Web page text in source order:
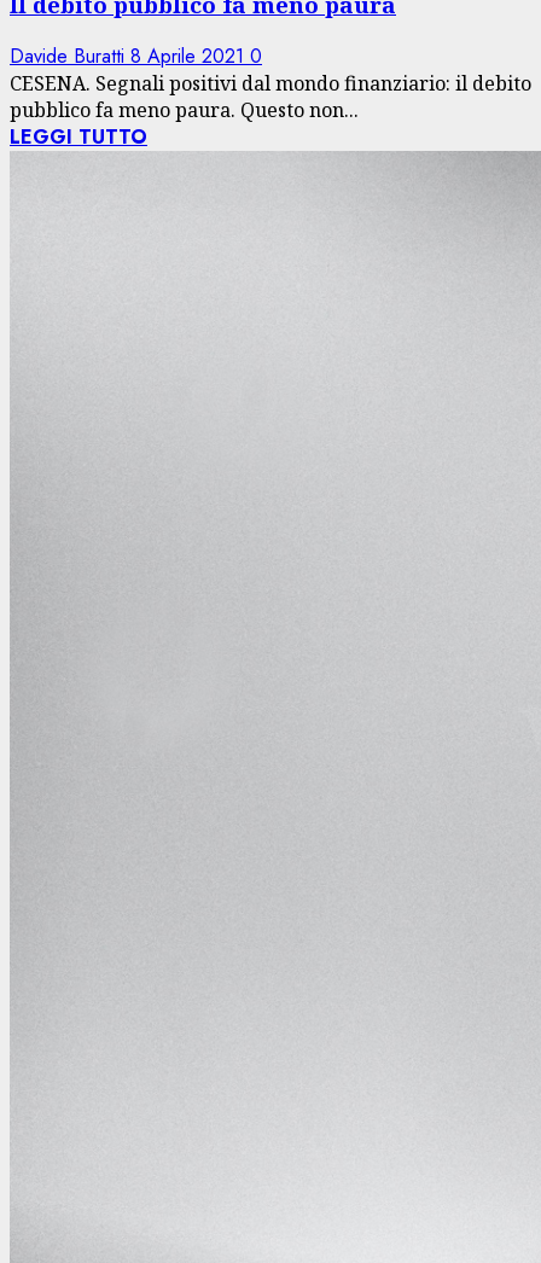
Davide Buratti 8 Aprile 2021 0
CESENA. Segnali positivi dal mondo finanziario: il debito
pubblico fa meno paura. Questo non...
LEGGI TUTTO